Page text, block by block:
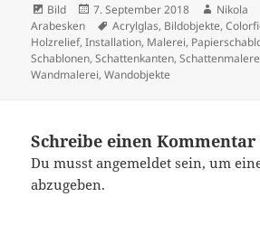
Format
Bild
Veröffentlicht
am
7. September 2018 Autor
Nikola
Arabesken
Schlagwörter
Acrylglas, Bildobjekte,
Holzrelief,Installation, Malerei,
Schablonen,Schattenkanten,
Wandmalerei,Wandobjekte
Schreibe einen Kommentar
Du musstangemeldet sein, um
abzugeben.